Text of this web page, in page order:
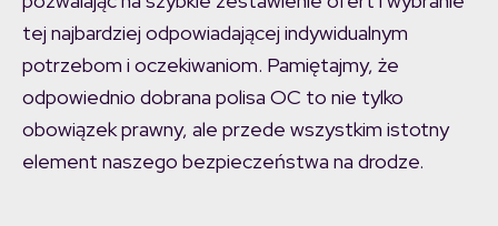
tej najbardziej odpowiadającej indywidualnym
potrzebom i oczekiwaniom. Pamiętajmy, że
odpowiednio dobrana polisa OC to nie tylko
obowiązek prawny, ale przede wszystkim istotny
element naszego bezpieczeństwa na drodze.